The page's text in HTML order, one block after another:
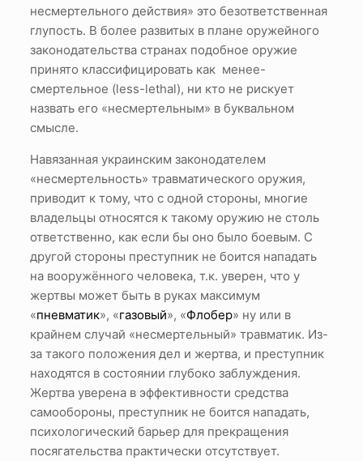
несмертельного действия» это безответственная
глупость. В более развитых в плане оружейного
законодательства странах подобное оружие
принято классифицировать как менее-
смертельное (less-lethal), ни кто не рискует
назвать его «несмертельным» в буквальном
смысле.
Навязанная украинским законодателем
«несмертельность» травматического оружия,
приводит к тому, что с одной стороны, многие
владельцы относятся к такому оружию не столь
ответственно, как если бы оно было боевым. С
другой стороны преступник не боится нападать
на вооружённого человека, т.к. уверен, что у
жертвы может быть в руках максимум
«пневматик», «газовый», «Флобер» ну или в
крайнем случай «несмертельный» травматик. Из-
за такого положения дел и жертва, и преступник
находятся в состоянии глубоко заблуждения.
Жертва уверена в эффективности средства
самообороны, преступник не боится нападать,
психологический барьер для прекращения
посягательства практически отсутствует.